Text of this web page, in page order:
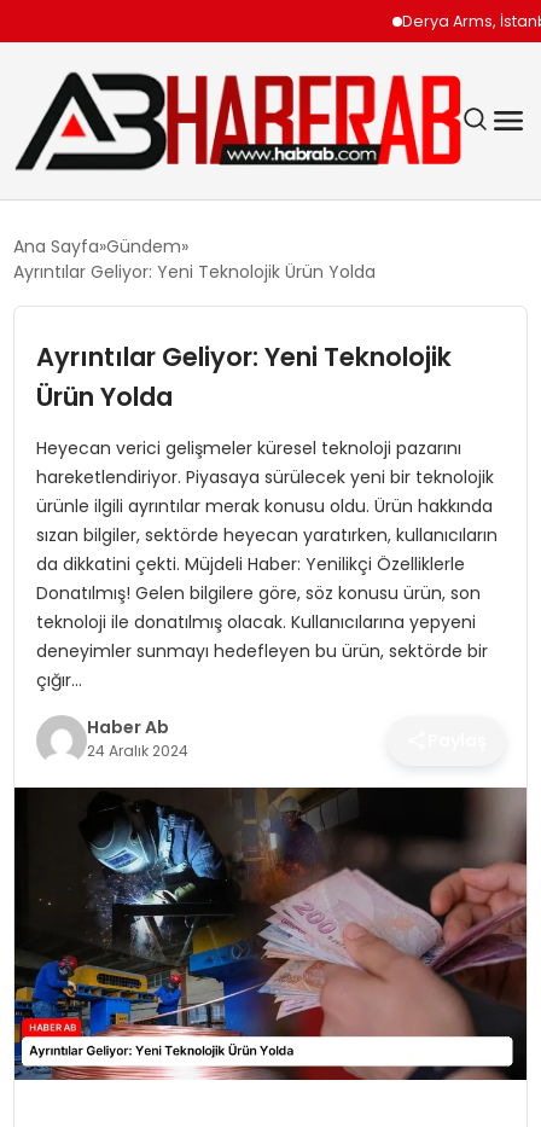
Derya Arms,
SIYASET
SPOR
SAĞLIK
MAGAZIN
YAŞAM
Ana Sayfa Gündem
Ayrıntılar Geliyor: Yeni Teknolojik Ürün Yolda
Ayrıntılar Geliyor: Yeni Teknolojik
Ürün Yolda
Heyecan verici gelişmeler küresel teknoloji pazarını
hareketlendiriyor. Piyasaya sürülecek yeni bir teknolojik
ürünle ilgili ayrıntılar merak konusu oldu. Ürün hakkında
sızan bilgiler, sektörde heyecan yaratırken, kullanıcıların
da dikkatini çekti. Müjdeli Haber: Yenilikçi Özelliklerle
Donatılmış! Gelen bilgilere göre, söz konusu ürün, son
teknoloji ile donatılmış olacak. Kullanıcılarına yepyeni
deneyimler sunmayı hedefleyen bu ürün, sektörde bir
çığır…
Haber Ab
24 Aralık 2024